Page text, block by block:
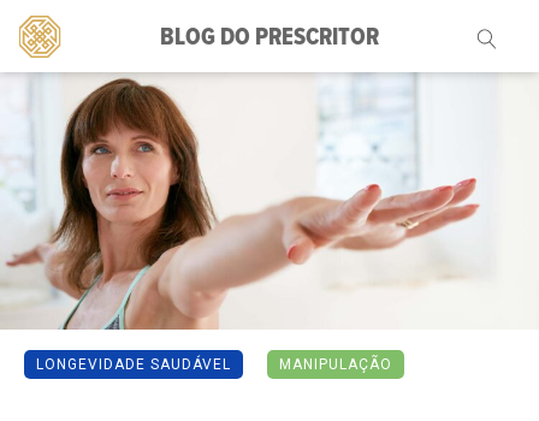
BLOG DO PRESCRITOR
Pesquisar
por:
LONGEVIDADE SAUDÁVEL MANIPULAÇÃO